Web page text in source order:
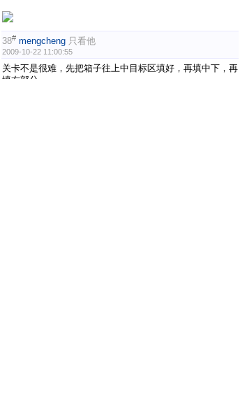
38# mengcheng 只看他
2009-10-22 11:00:55
关卡不是很难，先把箱子往上中目标区填好，再填中下，再
填右部分。